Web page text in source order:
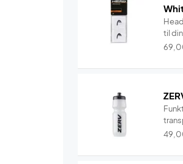
til
Info